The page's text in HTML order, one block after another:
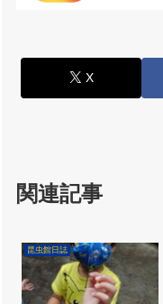
X
関連記事
昆虫館日誌